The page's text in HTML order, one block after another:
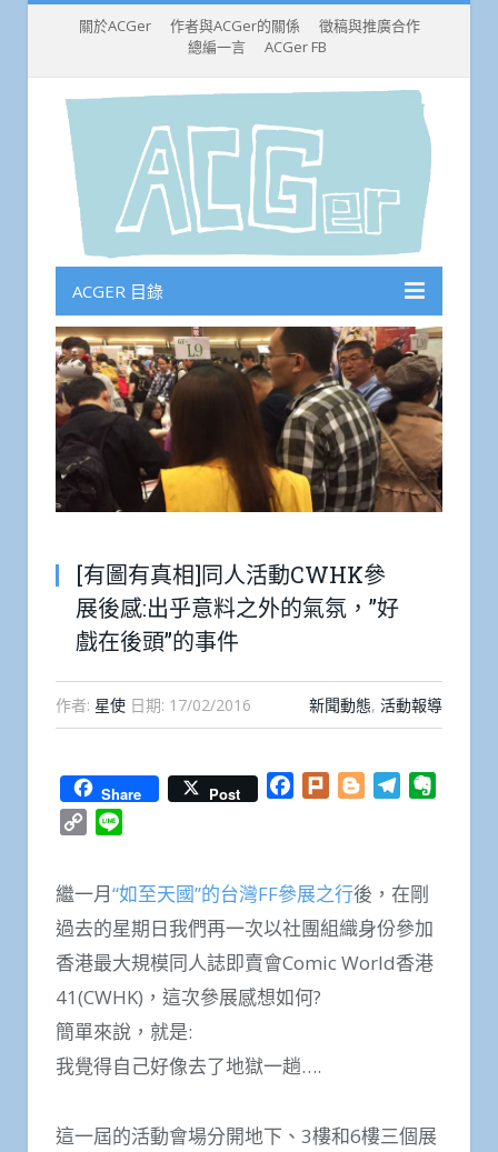
關於ACGer 作者與ACGer的關係
徵稿與推廣合作
總編一言
ACGer FB
ACGER 目錄
[有圖有真相]同人活動CWHK參
展後感:出乎意料之外的氣氛，”好
戲在後頭”的事件
作者: 星使 日期: 17/02/2016 新聞動態, 活動報導
Share Post Facebook
Plurk BloggerTelegram
Copy
繼一月“如至天國”的台灣FF參展之行後，在剛
過去的星期日我們再一次以社團組織身份參加
香港最大規模同人誌即賣會Comic World香港
41(CWHK)，這次參展感想如何?
簡單來說，就是:
我覺得自己好像去了地獄一趟….
這一屆的活動會場分開地下、3樓和6樓三個展